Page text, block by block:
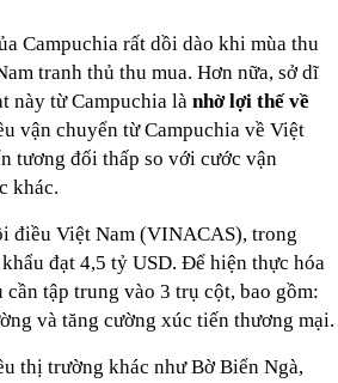
Campuchia rất dồi dào khi mùa thu
tranh thủ thu mua. Hơn nữa, sở dĩ
này từ Campuchia là nhờ lợi thế về
vận chuyển từ Campuchia về Việt
tương đối thấp so với cước vận
khác.
điều Việt Nam (VINACAS), trong
đạt 4,5 tỷ USD. Để hiện thực hóa
tập trung vào 3 trụ cột, bao gồm:
và tăng cường xúc tiến thương mại.
thị trường khác như Bờ Biển Ngà,